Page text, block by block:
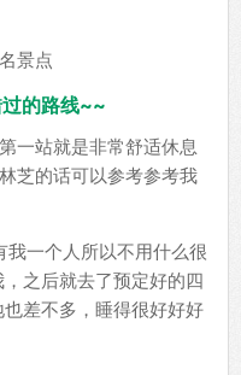
的路线~~
一站就是非常舒适休息
芝的话可以参考参考我
我一个人所以不用什么很
之后就去了预定好的四
差不多，睡得很好好好